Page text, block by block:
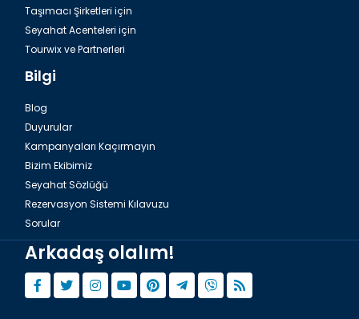
Taşımacı Şirketleri için
Seyahat Acenteleri için
Tourwix ve Partnerleri
Bilgi
Blog
Duyurular
Kampanyaları Kaçırmayın
Bizim Ekibimiz
Seyahat Sözlüğü
Rezervasyon Sistemi Kılavuzu
Sorular
Arkadaş olalım!